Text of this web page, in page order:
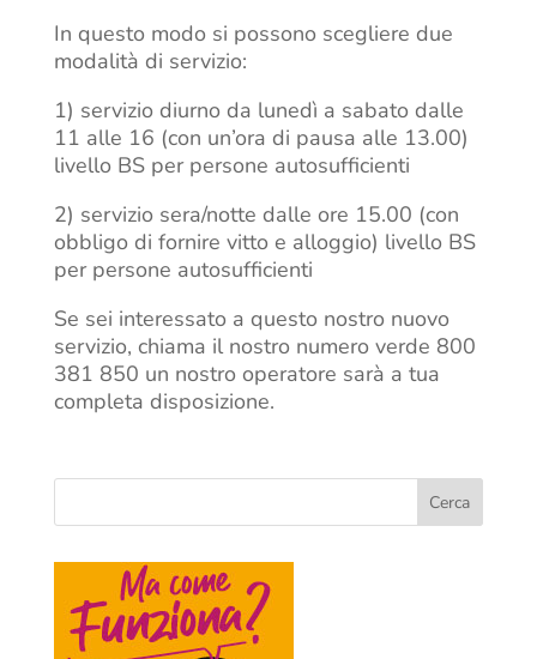
In questo modo si possono scegliere due
modalità di servizio:
1) servizio diurno da lunedì a sabato dalle
11 alle 16 (con un’ora di pausa alle 13.00)
livello BS per persone autosufficienti
2) servizio sera/notte dalle ore 15.00 (con
obbligo di fornire vitto e alloggio) livello BS
per persone autosufficienti
Se sei interessato a questo nostro nuovo
servizio, chiama il nostro numero verde 800
381 850 un nostro operatore sarà a tua
completa disposizione.